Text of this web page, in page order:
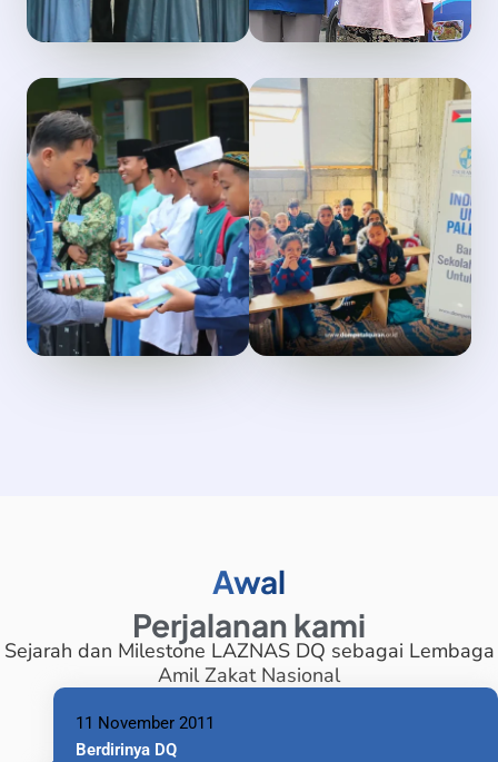
Awal
Perjalanan kami
Sejarah dan Milestone LAZNAS DQ sebagai Lembaga
Amil Zakat Nasional
11 November 2011
Berdirinya DQ